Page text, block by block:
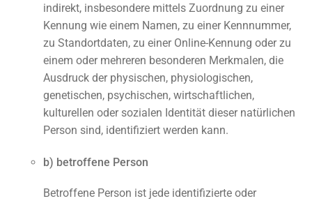
indirekt, insbesondere mittels Zuordnung zu einer
Kennung wie einem Namen, zu einer Kennnummer,
zu Standortdaten, zu einer Online-Kennung oder zu
einem oder mehreren besonderen Merkmalen, die
Ausdruck der physischen, physiologischen,
genetischen, psychischen, wirtschaftlichen,
kulturellen oder sozialen Identität dieser natürlichen
Person sind, identifiziert werden kann.
b) betroffene Person
Betroffene Person ist jede identifizierte oder